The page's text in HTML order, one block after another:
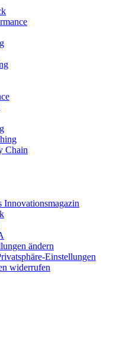
Chain
ändern
Einstellungen
widerrufen